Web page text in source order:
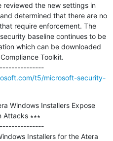
reviewed the new settings in
determined that there are no
require enforcement. The
baseline continues to be
which can be downloaded
Toolkit.
---------------------------------------------
t5/microsoft-security-
Windows Installers Expose
Attacks ∗∗∗
Installers for the Atera